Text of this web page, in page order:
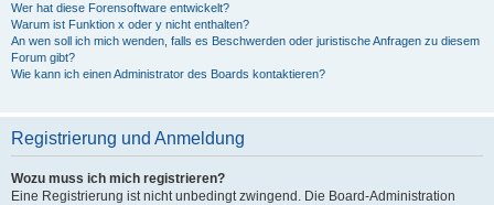
Wer hat diese Forensoftware entwickelt?
Warum ist Funktion x oder y nicht enthalten?
An wen soll ich mich wenden, falls es Beschwerden oder juristische Anfragen zu diesem
Forum gibt?
Wie kann ich einen Administrator des Boards kontaktieren?
Registrierung und Anmeldung
Wozu muss ich mich registrieren?
Eine Registrierung ist nicht unbedingt zwingend. Die Board-Administration